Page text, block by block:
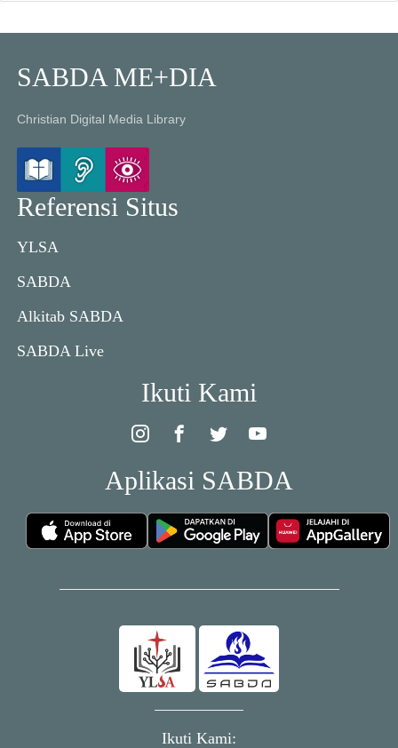
SABDA ME+DIA
Christian Digital Media Library
Referensi Situs
YLSA
SABDA
Alkitab SABDA
SABDA Live
Ikuti Kami
Aplikasi SABDA
Ikuti Kami: